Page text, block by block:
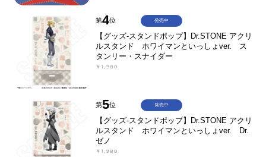
第4位
【グッズ-スタンドポップ】Dr.STONE アクリ
ルスタンド ホワイマンといっしょver. ス
タンリー・スナイダー
￥1,980
発売中
第5位
【グッズ-スタンドポップ】Dr.STONE アクリ
ルスタンド ホワイマンといっしょver. Dr.
ゼノ
￥1,980
発売中